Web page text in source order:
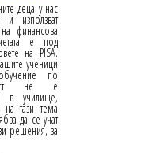
деца у нас
и използват
финансова
е под
на PISA.
ученици
по
не е
в училище,
на тази тема
да се учат
решения, за